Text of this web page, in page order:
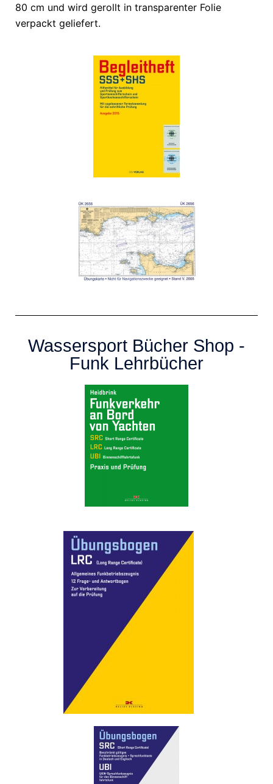
80 cm und wird gerollt in transparenter Folie
verpackt geliefert.
Wassersport Bücher Shop -
Funk Lehrbücher